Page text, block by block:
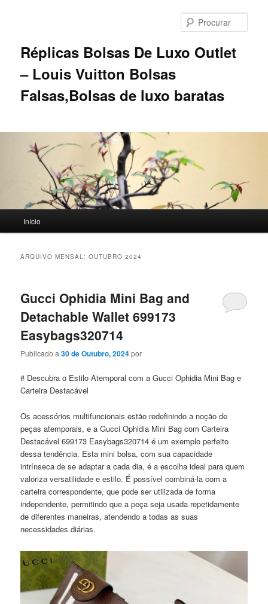
primário
secundárioRéplicas Bolsas De Luxo Outlet
– Louis Vuitton Bolsas
Falsas,Bolsas de luxo baratas
principal
Início
ARQUIVO MENSAL:OUTUBRO 2024
Gucci Ophidia Mini Bag and
Detachable Wallet 699173
Easybags320714
Publicado a30 de Outubro, 2024por
# Descubra o Estilo Atemporal com a Gucci Ophidia Mini Bag e
Carteira Destacável
Os acessórios multifuncionais estão redefinindo a noção de
peças atemporais, e a Gucci Ophidia Mini Bag com Carteira
Destacável 699173 Easybags320714 é um exemplo perfeito
dessa tendência. Esta mini bolsa, com sua capacidade
intrínseca de se adaptar a cada dia, é a escolha ideal para quem
valoriza versatilidade e estilo. É possível combiná-la com a
carteira correspondente, que pode ser utilizada de forma
independente, permitindo que a peça seja usada repetidamente
de diferentes maneiras, atendendo a todas as suas
necessidades diárias.